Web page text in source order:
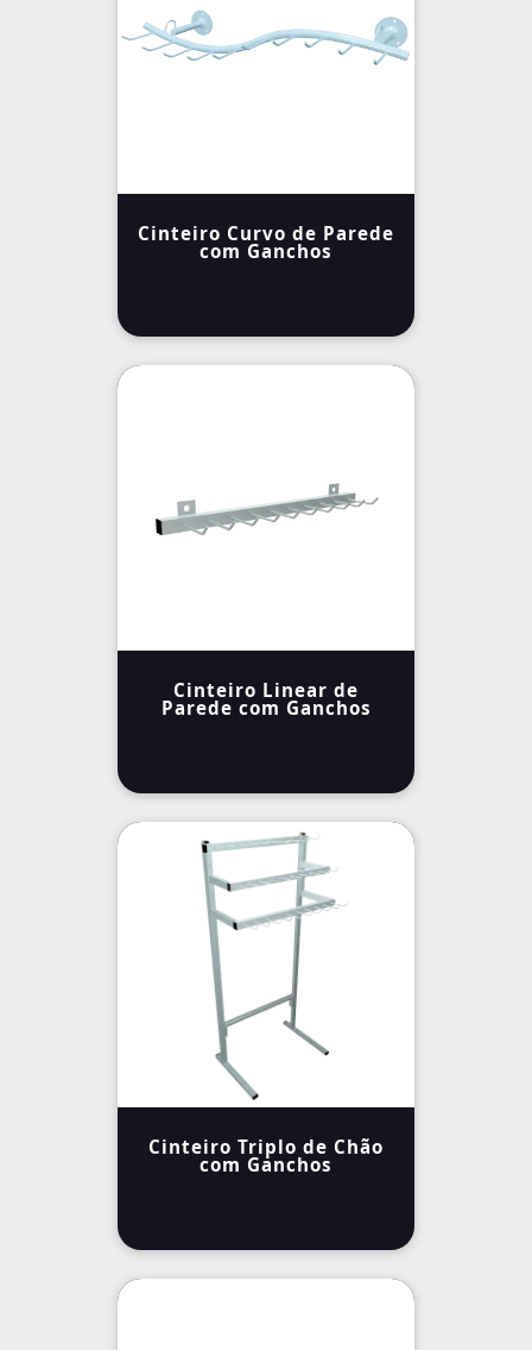
Cinteiro Curvo de Parede
com Ganchos
Cinteiro Linear de
Parede com Ganchos
Cinteiro Triplo de Chão
com Ganchos